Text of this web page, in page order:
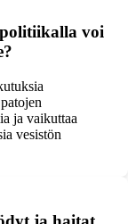
voi
ja vaikuttaa
vesistön